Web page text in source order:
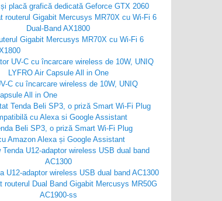
placă grafică dedicată Geforce GTX 2060
Gigabit Mercusys MR70X cu Wi-Fi 6
C cu încarcare wireless de 10W, UNIQ
All in One
Beli SP3, o priză Smart Wi-Fi Plug
Amazon Alexa și Google Assistant
U12-adaptor wireless USB dual band AC1300